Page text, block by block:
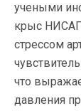
учеными
крыс НИСАГ
стрессом
что
давления